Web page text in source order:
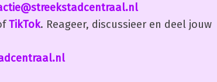
TikTok. Reageer, discussieer en deel jouw